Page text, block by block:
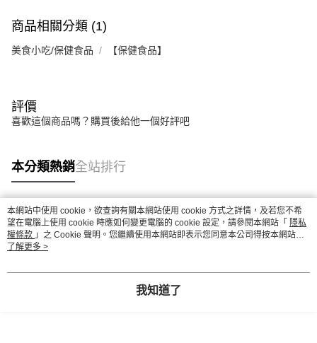
商品相關分類 (1)
美食小吃/保健食品 【保健食品】
評價
喜歡這個商品嗎？購買後給他一個好評吧
本分類熱銷全站排行
熱門標籤
本網站中使用 cookie，欲查詢有關本網站使用 cookie 方式之詳情，及若您不希
望在電腦上使用 cookie 時應如何變更電腦的 cookie 設定，請參閱本網站「 隱私
權條款 」之 Cookie 聲明。您繼續使用本網站即表示您同意本公司得按本網站使
用條款之 Cookie 聲明使用 cookie。
了解更多 >
我知道了